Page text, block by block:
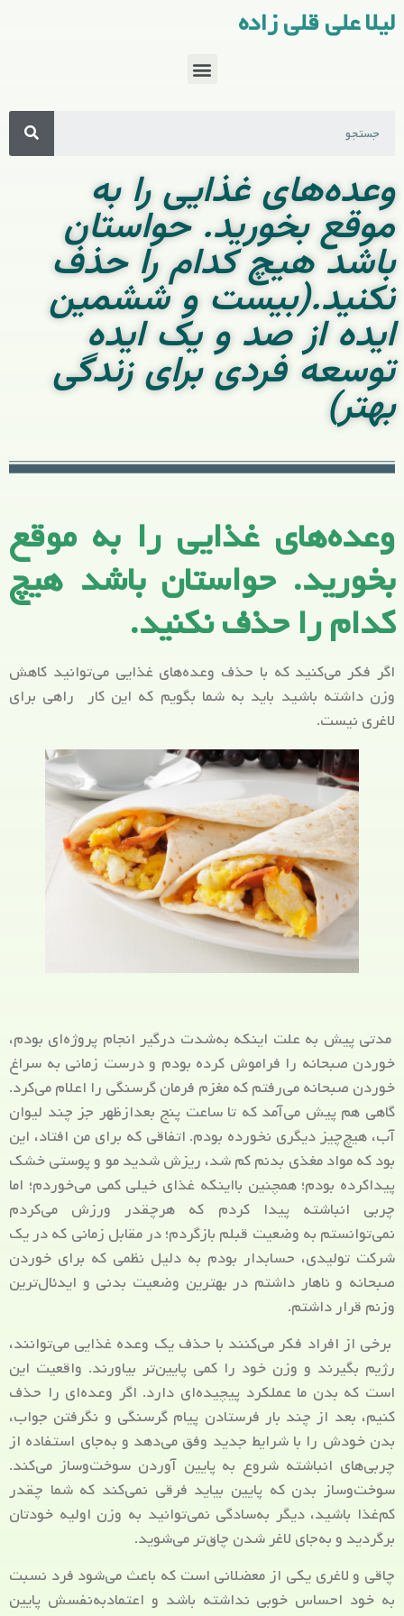
لیلا علی قلی زاده
وعده‌های غذایی را به
موقع بخورید. حواستان
باشد هیچ کدام را حذف
نکنید.(بیست و ششمین
ایده از صد و یک ایده
توسعه فردی برای زندگی
بهتر)
وعده‌های غذایی را به موقع
بخورید. حواستان باشد هیچ
کدام را حذف نکنید.
اگر فکر می‌کنید که با حذف وعده‌های غذایی می‌توانید کاهش
وزن داشته باشید باید به شما بگویم که این کار راهی برای
لاغری نیست.
مدتی پیش به علت اینکه به‌شدت درگیر انجام پروژه‌ای بودم،
خوردن صبحانه را فراموش کرده بودم و درست زمانی به سراغ
خوردن صبحانه می‌رفتم که مغزم فرمان گرسنگی را اعلام می‌کرد.
گاهی هم پیش می‌آمد که تا ساعت پنج بعدازظهر جز چند لیوان
آب، هیچ‌چیز دیگری نخورده بودم. اتفاقی که برای من افتاد، این
بود که مواد مغذی بدنم کم شد، ریزش شدید مو و پوستی خشک
پیداکرده بودم؛ همچنین بااینکه غذای خیلی کمی می‌خوردم؛ اما
چربی انباشته پیدا کردم که هرچقدر ورزش می‌کردم
نمی‌توانستم به وضعیت قبلم بازگردم؛ در مقابل زمانی که در یک
شرکت تولیدی، حسابدار بودم به دلیل نظمی که برای خوردن
صبحانه و ناهار داشتم در بهترین وضعیت بدنی و ایدئال‌ترین
وزنم قرار داشتم.
برخی از افراد فکر می‌کنند با حذف یک وعده غذایی می‌توانند،
رژیم بگیرند و وزن خود را کمی پایین‌تر بیاورند. واقعیت این
است که بدن ما عملکرد پیچیده‌ای دارد. اگر وعده‌ای را حذف
کنیم، بعد از چند بار فرستادن پیام گرسنگی و نگرفتن جواب،
بدن خودش را با شرایط جدید وفق می‌دهد و به‌جای استفاده از
چربی‌های انباشته شروع به پایین آوردن سوخت‌وساز می‌کند.
سوخت‌وساز بدن که پایین بیاید فرقی نمی‌کند که شما چقدر
کم‌غذا باشید، دیگر به‌سادگی نمی‌توانید به وزن اولیه خودتان
برگردید و به‌جای لاغر شدن چاق‌تر می‌شوید.
چاقی و لاغری یکی از معضلانی است که باعث می‌شود فرد نسبت
به خود احساس خوبی نداشته باشد و اعتمادبه‌نفسش پایین